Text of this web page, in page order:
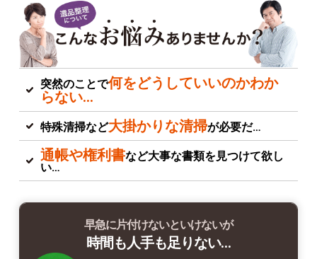
突然のことで何をどうしていいのかわか
らない…
特殊清掃など大掛かりな清掃が必要だ…
通帳や権利書など大事な書類を見つけて欲し
い…
早急に片付けないといけないが
時間も人手も足りない…